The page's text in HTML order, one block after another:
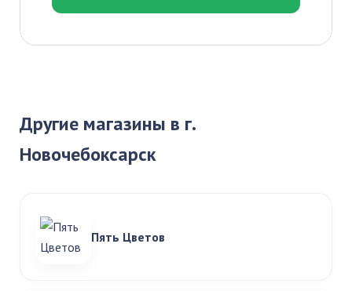
Другие магазины в г.
Новочебоксарск
Пять Цветов